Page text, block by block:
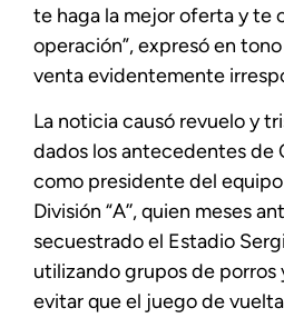
te haga la mejor oferta y te
operación”, expresó en
venta evidentemente
La noticia causó revuelo y
dados los antecedentes de
como presidente del
División “A’’, quien meses
secuestrado el Estadio
utilizando grupos de porros
evitar que el juego de